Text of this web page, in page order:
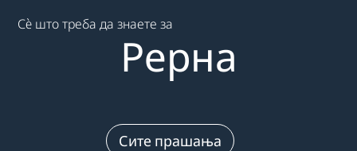
Сè што треба да знаете за
Рерна
Сите прашања